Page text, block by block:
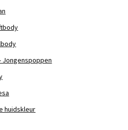
Jongenspoppen
huidskleur